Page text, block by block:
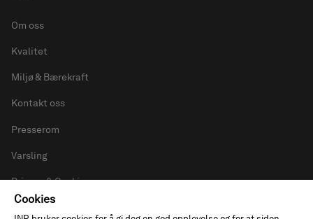
Om oss
Kvalitet
Miljø & Bærekraft
Kontakt oss
Presserom
Varsling
Privacy & Cookies
Cookies